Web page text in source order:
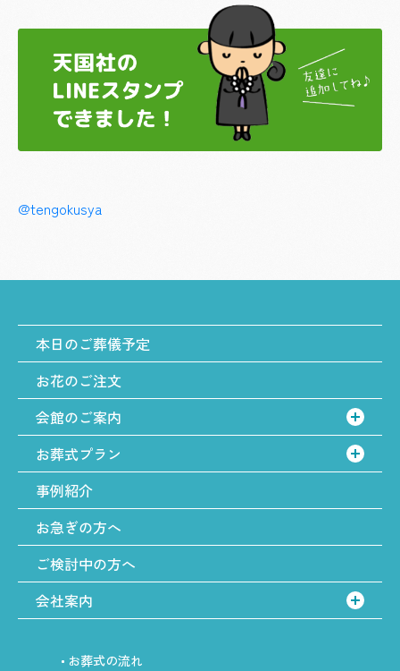
@tengokusya
本日のご葬儀予定
お花のご注文
会館のご案内
お葬式プラン
事例紹介
お急ぎの方へ
ご検討中の方へ
会社案内
お葬式の流れ